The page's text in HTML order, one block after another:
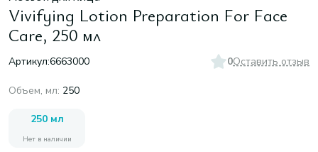
Vivifying Lotion Preparation For Face
Care, 250 мл
Артикул:6663000 0Оставить отзыв
Объем, мл: 250
250 мл
Нет в наличии